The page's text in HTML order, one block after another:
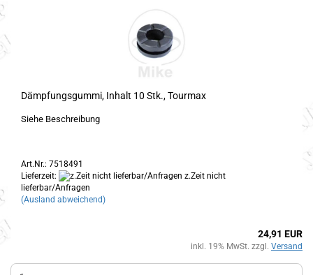
Dämpfungsgummi, Inhalt 10 Stk., Tourmax
Siehe Beschreibung
Art.Nr.: 7518491
Lieferzeit:
z.Zeit nicht
lieferbar/Anfragen
(Ausland abweichend)
24,91 EUR
inkl. 19% MwSt. zzgl. Versand